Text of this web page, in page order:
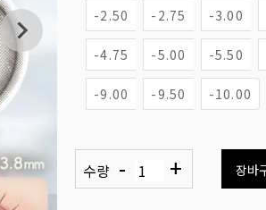
-2.50 -2.75 -3.00
-4.75 -5.00 -5.50
-9.00 -9.50 -10.00
수량 - + 장바